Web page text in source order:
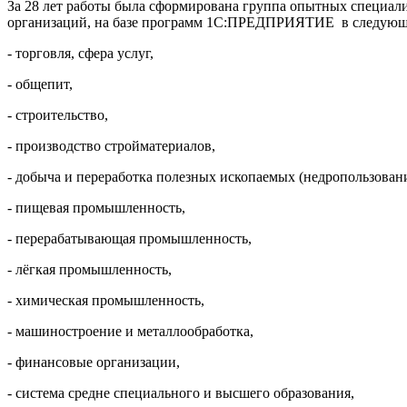
За 28 лет работы была сформирована группа опытных
организаций, на базе программ 1С:ПРЕДПРИЯТИЕ в
- торговля, сфера услуг,
- общепит,
- строительство,
- производство стройматериалов,
- добыча и переработка полезных ископаемых
- пищевая промышленность,
- перерабатывающая промышленность,
- лёгкая промышленность,
- химическая промышленность,
- машиностроение и металлообработка,
- финансовые организации,
- система средне специального и высшего образования,